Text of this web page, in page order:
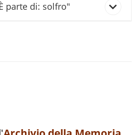
parte di: solfro"